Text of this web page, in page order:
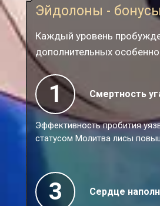
Эйдолоны -
Каждый уровень
дополнительных
1 Смертность
Эффективность пробития
статусом Молитва лисы
3 Сердце